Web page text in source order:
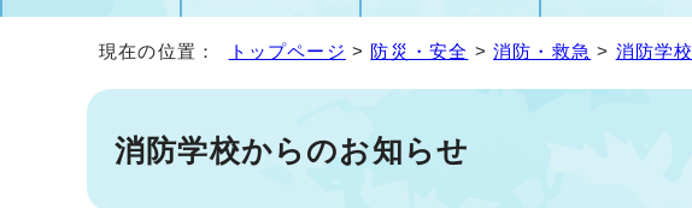
現在の位置： トップページ > 防災・安全 >消防・救急 > 消防学校
消防学校からのお知らせ